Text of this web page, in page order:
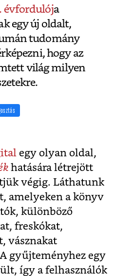
évfordulója
egy új oldalt,
tudomány
hogy az
világ milyen
egy olyan oldal,
hatására létrejött
végig. Láthatunk
amelyeken a könyv
különböző
freskókat,
vásznakat
gyűjteményhez egy
így a felhasználók